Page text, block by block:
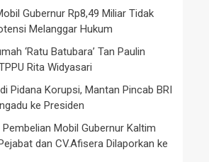
Gubernur Rp8,49 Miliar Tidak
Melanggar Hukum
‘Ratu Batubara’ Tan Paulin
Rita Widyasari
Pidana Korupsi, Mantan Pincab BRI
ke Presiden
Mobil Gubernur Kaltim
dan CV.Afisera Dilaporkan ke